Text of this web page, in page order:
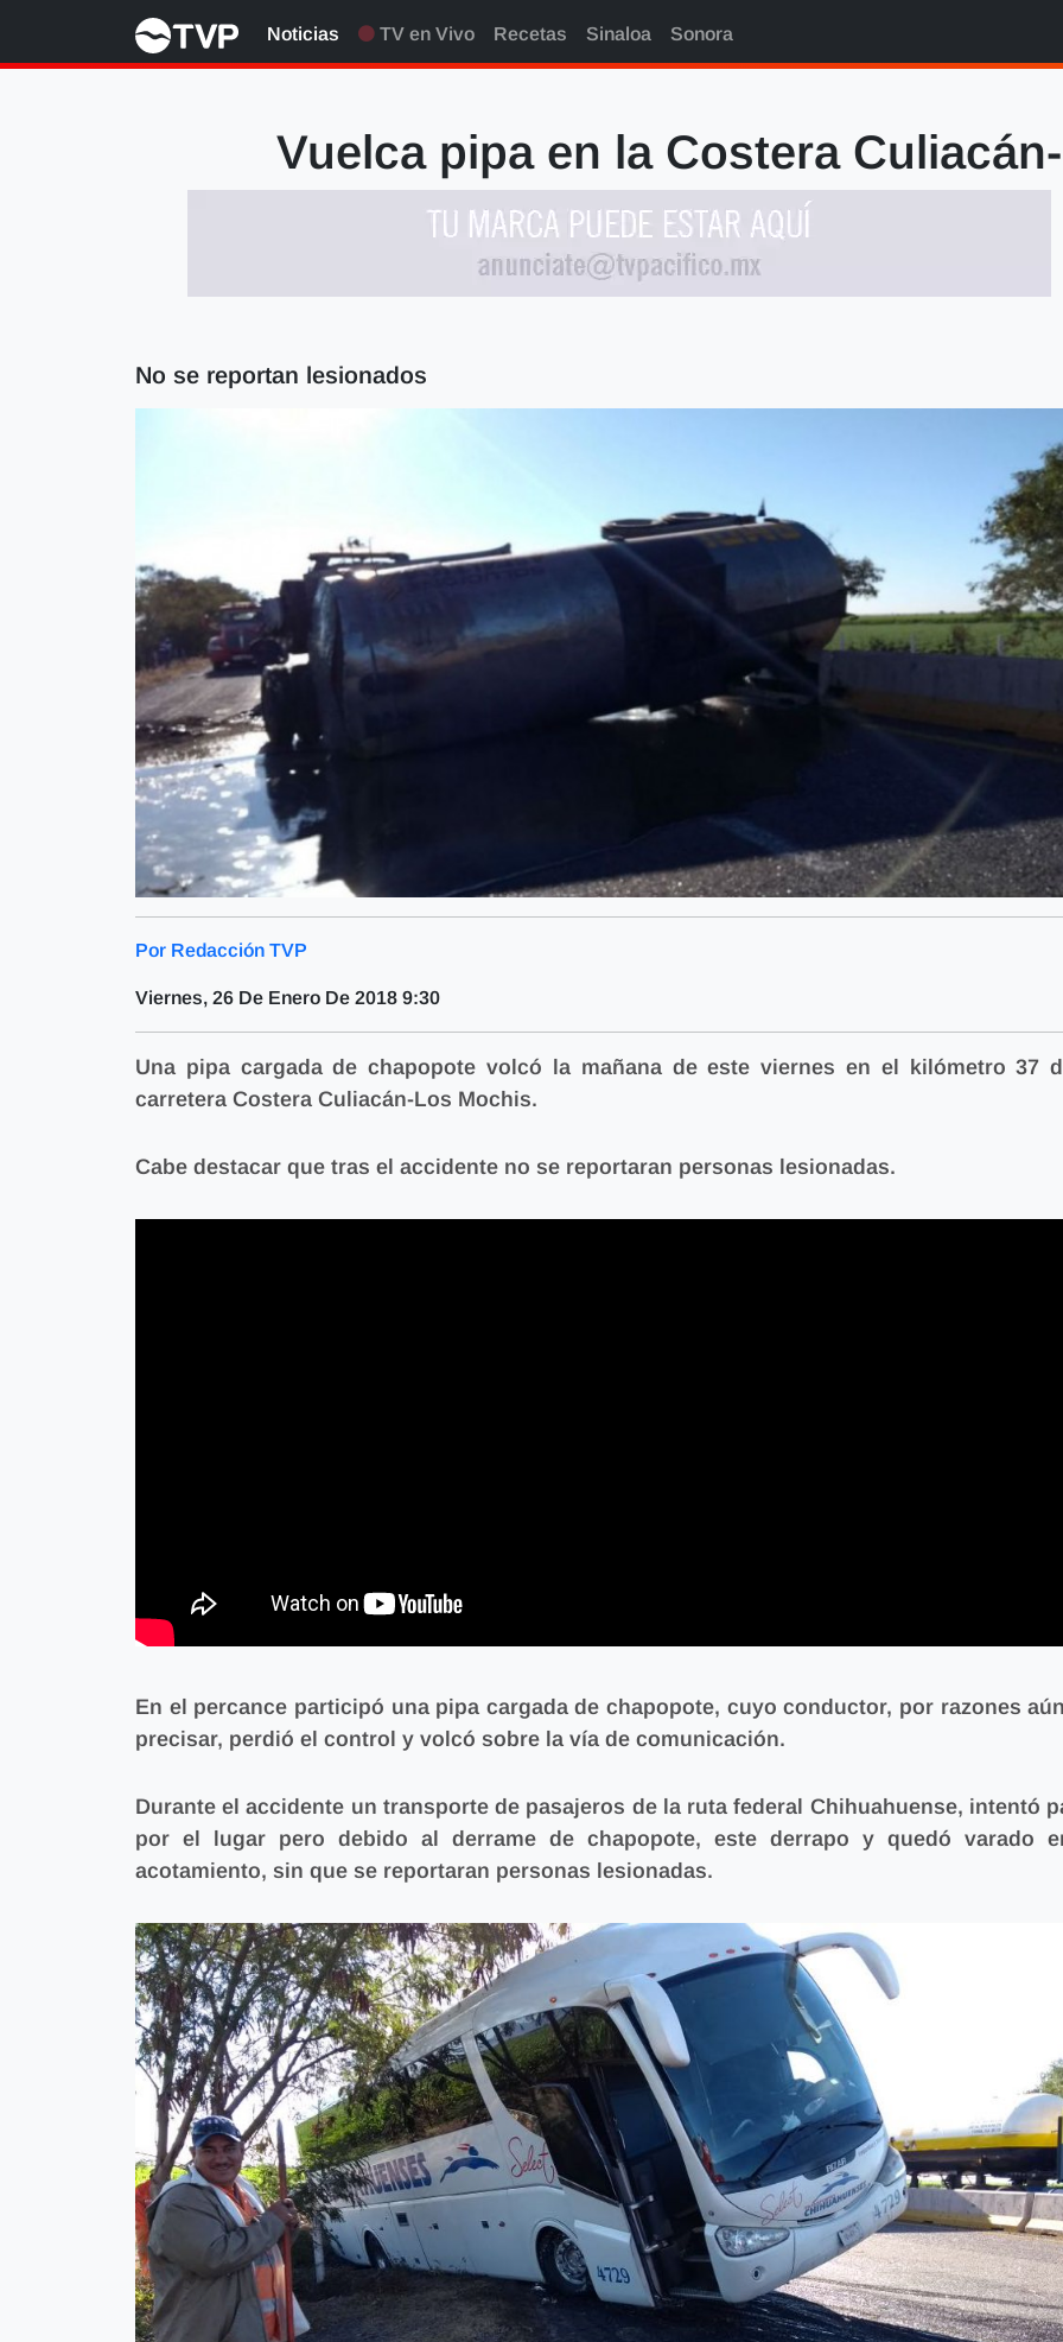
Noticias TV en Vivo Recetas Sinaloa Sonora
Vuelca pipa en la Costera
No se reportan lesionados
Por Redacción TVP
Viernes, 26 De Enero De 2018 9:30
Una pipa cargada de chapopote volcó la mañana de este viernes en el kilómetro 37
carretera Costera Culiacán-Los Mochis.
Cabe destacar que tras el accidente no se reportaran personas lesionadas.
En el percance participó una pipa cargada de chapopote, cuyo conductor, por razones
precisar, perdió el control y volcó sobre la vía de comunicación.
Durante el accidente un transporte de pasajeros de la ruta federal Chihuahuense, intentó
por el lugar pero debido al derrame de chapopote, este derrapo y quedó varado
acotamiento, sin que se reportaran personas lesionadas.